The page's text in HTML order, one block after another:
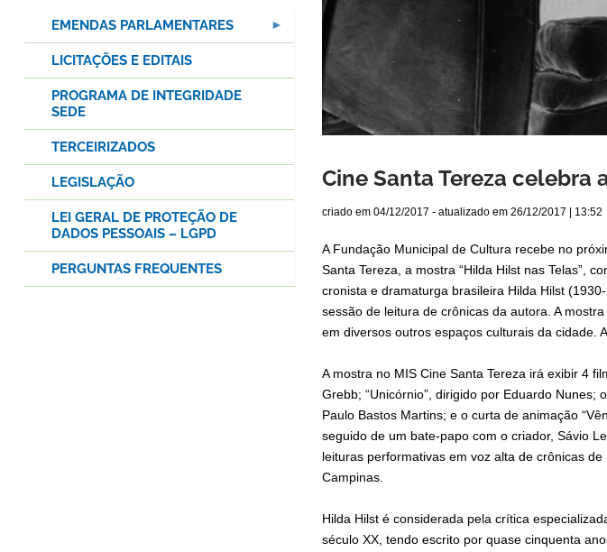
Cine Santa Tereza celebra
criado em 04/12/2017 - atualizado em 26/12/2017 | 13:52
A Fundação Municipal de Cultura recebe no
Santa Tereza, a mostra “Hilda Hilst nas Telas”,
cronista e dramaturga brasileira Hilda Hilst
sessão de leitura de crônicas da autora. A
em diversos outros espaços culturais da cidade.
A mostra no MIS Cine Santa Tereza irá exibir 4
Grebb; “Unicórnio”, dirigido por Eduardo Nunes;
Paulo Bastos Martins; e o curta de animação
seguido de um bate-papo com o criador, Sávio
leituras performativas em voz alta de crônicas
Campinas.
Hilda Hilst é considerada pela crítica
século XX, tendo escrito por quase cinquenta
EMENDAS PARLAMENTARES
LICITAÇÕES E EDITAIS
PROGRAMA DE INTEGRIDADE
SEDE
TERCEIRIZADOS
LEGISLAÇÃO
LEI GERAL DE PROTEÇÃO DE
DADOS PESSOAIS – LGPD
PERGUNTAS FREQUENTES